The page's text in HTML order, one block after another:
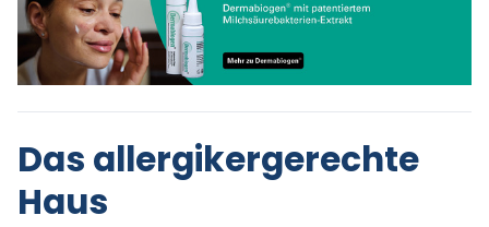
Das allergikergerechte
Haus